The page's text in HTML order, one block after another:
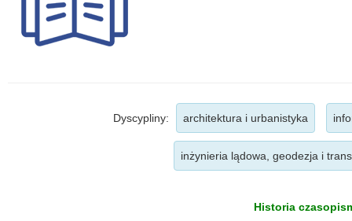
Dyscypliny: architektura i urbanistyka
inżynieria lądowa, geodezja i
Historia